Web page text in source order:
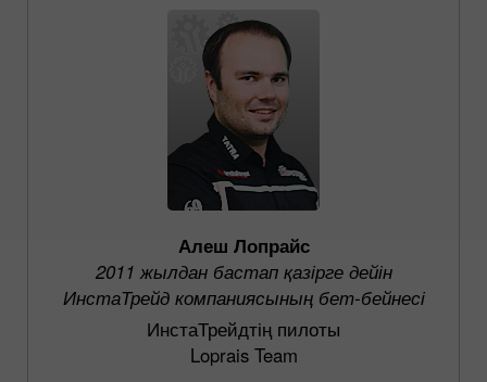
Алеш Лопрайс
2011 жылдан бастап қазірге дейін
ИнстаТрейд компаниясының бет-бейнесі
ИнстаТрейдтің пилоты
Loprais Team